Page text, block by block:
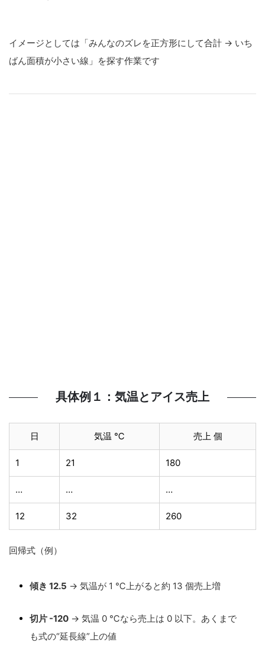
イメージとしては「みんなのズレを正方形にして合計 → いち
ばん面積が小さい線」を探す作業です
具体例１：気温とアイス売上
日 気温 ℃ 売上 個
1 21 180
… … …
12 32 260
回帰式（例）
傾き 12.5 → 気温が 1 ℃上がると約 13 個売上増
切片 -120 → 気温 0 ℃なら売上は 0 以下。あくまで
も式の“延長線”上の値